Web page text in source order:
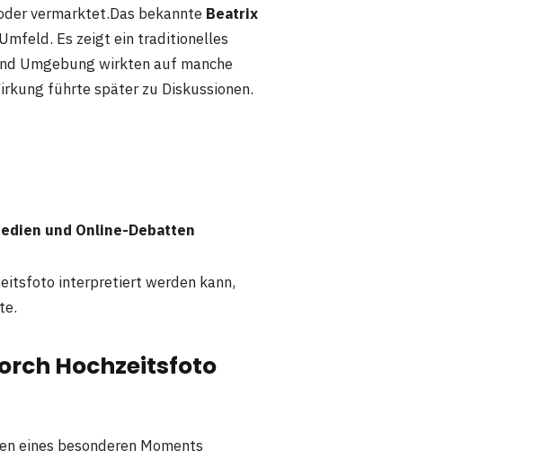
vermarktet.Das bekannte Beatrix
Es zeigt ein traditionelles
Umgebung wirkten auf manche
führte später zu Diskussionen.
und Online-Debatten
interpretiert werden kann,
Hochzeitsfoto
eines besonderen Moments